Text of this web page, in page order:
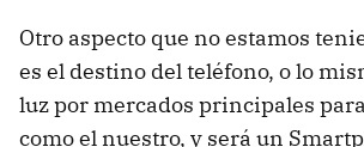
Otro aspecto que no estamos
es el destino del teléfono, o lo
luz por mercados principales
como el nuestro, y será un